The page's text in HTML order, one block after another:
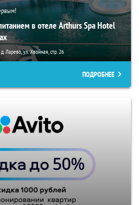
в отеле Arthurs Spa Hotel
Ларево, ул. Хвойная, стр. 26
ПОДРОБНЕЕ